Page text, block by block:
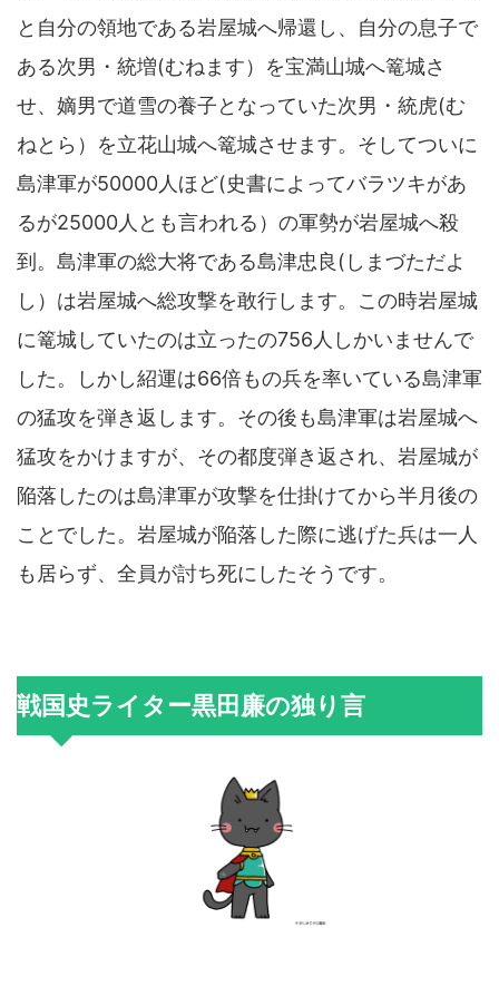
と自分の領地である岩屋城へ帰還し、自分の息子で
ある次男・統増(むねます）を宝満山城へ篭城さ
せ、嫡男で道雪の養子となっていた次男・統虎(む
ねとら）を立花山城へ篭城させます。そしてついに
島津軍が50000人ほど(史書によってバラツキがあ
るが25000人とも言われる）の軍勢が岩屋城へ殺
到。島津軍の総大将である島津忠良(しまづただよ
し）は岩屋城へ総攻撃を敢行します。この時岩屋城
に篭城していたのは立ったの756人しかいませんで
した。しかし紹運は66倍もの兵を率いている島津軍
の猛攻を弾き返します。その後も島津軍は岩屋城へ
猛攻をかけますが、その都度弾き返され、岩屋城が
陥落したのは島津軍が攻撃を仕掛けてから半月後の
ことでした。岩屋城が陥落した際に逃げた兵は一人
も居らず、全員が討ち死にしたそうです。
戦国史ライター黒田廉の独り言